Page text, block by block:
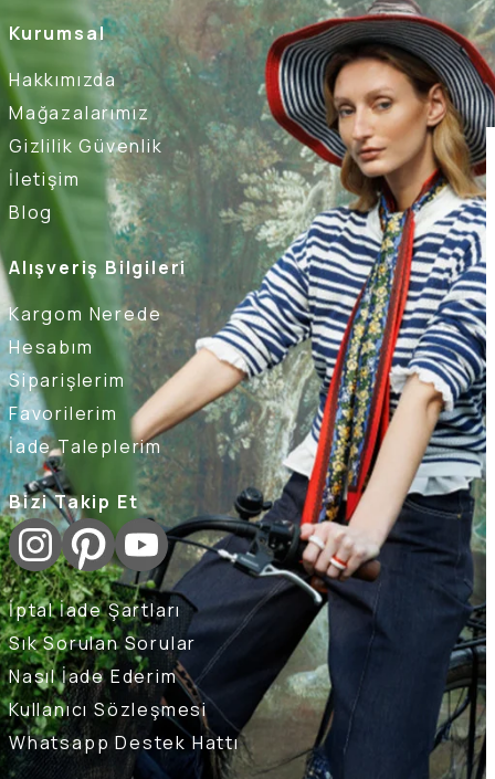
Kurumsal
Hakkımızda
Mağazalarımız
Gizlilik Güvenlik
İletişim
Blog
Alışveriş Bilgileri
Kargom Nerede
Hesabım
Siparişlerim
Favorilerim
İade Taleplerim
Bizi Takip Et
İptal İade Şartları
Sık Sorulan Sorular
Nasıl İade Ederim
Kullanıcı Sözleşmesi
Whatsapp Destek Hattı